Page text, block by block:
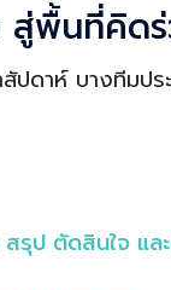
สู่พื้นที่คิด
ปดาห์ บางทีม
รุป ตัดสินใจ แล